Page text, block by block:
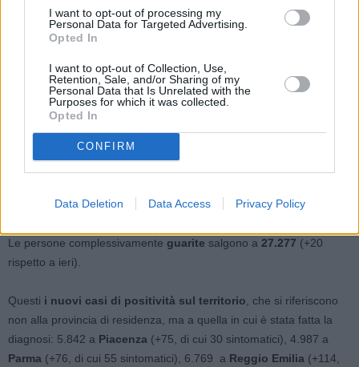
I want to opt-out of processing my
Personal Data for Targeted Advertising.
Opted In
I want to opt-out of Collection, Use,
Retention, Sale, and/or Sharing of my
Personal Data that Is Unrelated with the
Purposes for which it was collected.
Opted In
CONFIRM
Data Deletion Data Access Privacy Policy
86,mentre sono 636(+40 da ieri) quelli ricoverati neglialtri reparti
Sul territorio, le 86 persone ricoverate interapia intensiva
così distribuite:7 aPiacenza (+1 rispetto ieri), 8 a
Parma
(invariatorispetto a ieri), 3 a Reggio Emilia
(invariato rispetto a ieri), 5 a
Le persone complessivamente guarite salgono a 27.277 (+20
rispetto a ieri).
Questi i nuovi casi di positività sul territorio , che si riferiscono
non alla provincia di residenza, ma a quella in cui è stata fatta la
diagnosi: 5.842 a Piacenza (+75, di cui 30 sintomatici), 4.987 a
Parma (+76, di cui 55 sintomatici), 6.769 a Reggio Emilia (+114,